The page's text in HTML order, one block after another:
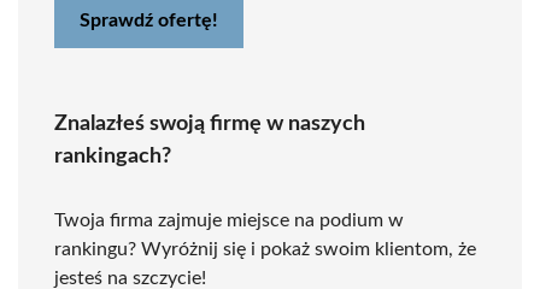
Sprawdź ofertę!
Znalazłeś swoją firmę w naszych
rankingach?
Twoja firma zajmuje miejsce na podium w
rankingu? Wyróżnij się i pokaż swoim klientom, że
jesteś na szczycie!